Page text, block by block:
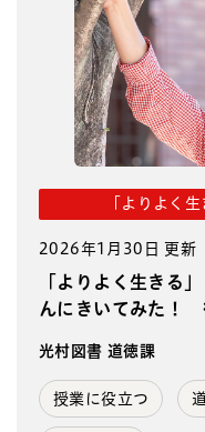
「よりよく
2026年1月30日 更新
「よりよく生きる
んにきいてみた！
光村図書 道徳課
授業に役立つ